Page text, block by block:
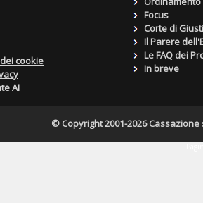
cookie
AI
Focus
Corte di
Il Parere
Le FAQ dei
In breve
© Copyright 2001-2026 Cassazione